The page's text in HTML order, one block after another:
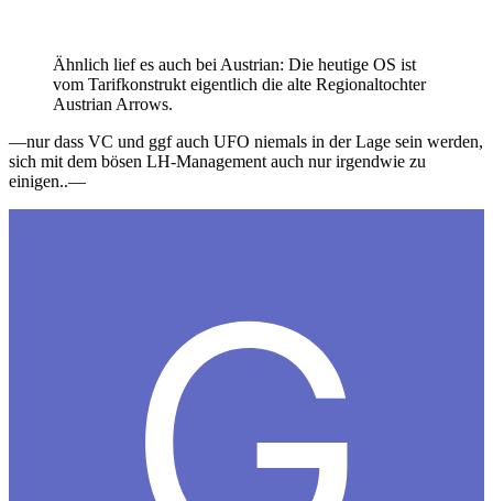
Ähnlich lief es auch bei Austrian: Die heutige OS ist
vom Tarifkonstrukt eigentlich die alte Regionaltochter
Austrian Arrows.
—nur dass VC und ggf auch UFO niemals in der Lage sein werden,
sich mit dem bösen LH-Management auch nur irgendwie zu
einigen..—